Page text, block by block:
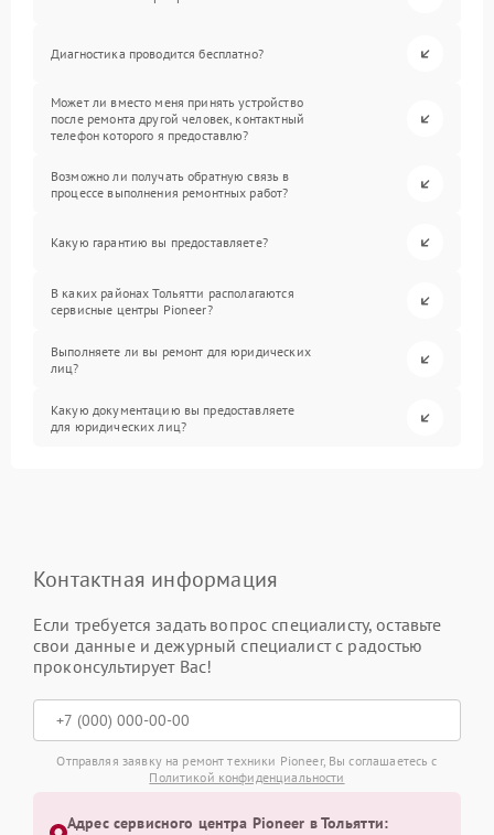
Диагностика проводится бесплатно?
Может ли вместо меня принять устройство
после ремонта другой человек, контактный
телефон которого я предоставлю?
Возможно ли получать обратную связь в
процессе выполнения ремонтных работ?
Какую гарантию вы предоставляете?
В каких районах Тольятти располагаются
сервисные центры Pioneer?
Выполняете ли вы ремонт для юридических
лиц?
Какую документацию вы предоставляете
для юридических лиц?
Контактная информация
Если требуется задать вопрос специалисту, оставьте
свои данные и дежурный специалист с радостью
проконсультирует Вас!
Отправляя заявку на ремонт техники Pioneer, Вы соглашаетесь с
Политикой конфиденциальности
Адрес сервисного центра Pioneer в Тольятти: